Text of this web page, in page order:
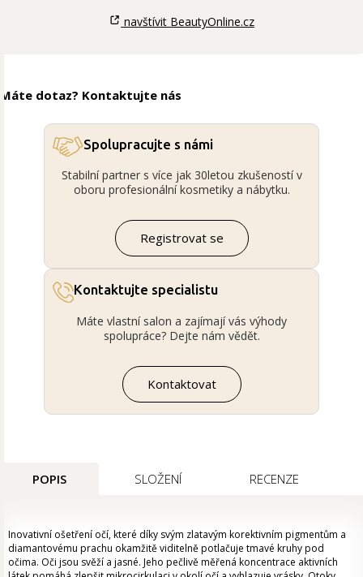
navštívit BeautyOnline.cz
Máte dotaz? Kontaktujte nás
Spolupracujte s námi
Stabilní partner s více jak 30letou zkušeností v
oboru profesionální kosmetiky a nábytku.
Registrovat se
Kontaktujte specialistu
Máte vlastní salon a zajímají vás výhody
spolupráce? Dejte nám vědět.
Kontaktovat
POPIS SLOŽENÍ RECENZE
Inovativní ošetření očí, které díky svým zlatavým korektivním pigmentům a
diamantovému prachu okamžitě viditelně potlačuje tmavé kruhy pod
očima. Oči jsou svěží a jasné. Jeho pečlivě měřená koncentrace aktivních